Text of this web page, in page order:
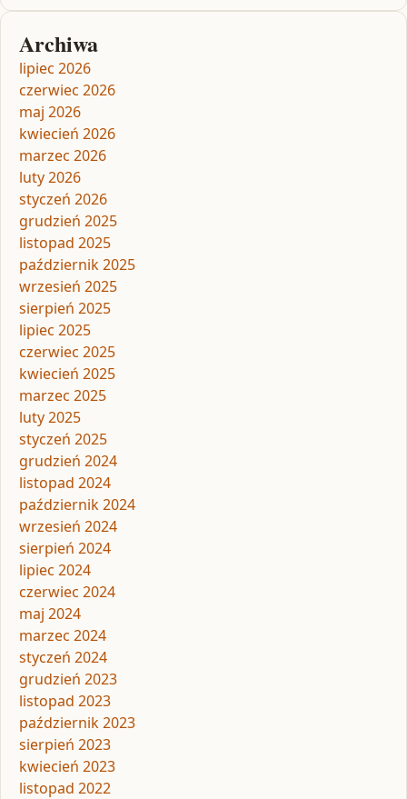
Archiwa
lipiec 2026
czerwiec 2026
maj 2026
kwiecień 2026
marzec 2026
luty 2026
styczeń 2026
grudzień 2025
listopad 2025
październik 2025
wrzesień 2025
sierpień 2025
lipiec 2025
czerwiec 2025
kwiecień 2025
marzec 2025
luty 2025
styczeń 2025
grudzień 2024
listopad 2024
październik 2024
wrzesień 2024
sierpień 2024
lipiec 2024
czerwiec 2024
maj 2024
marzec 2024
styczeń 2024
grudzień 2023
listopad 2023
październik 2023
sierpień 2023
kwiecień 2023
listopad 2022